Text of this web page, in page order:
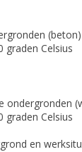
graden Celsius
ondergronden
graden Celsius
en